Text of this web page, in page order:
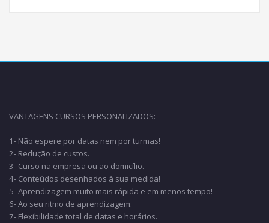
VANTAGENS CURSOS PERSONALIZADOS:
1- Não espere por datas nem por turmas!
2- Redução de custos.
3- Curso na empresa ou ao domicílio.
4- Conteúdos desenhados à sua medida!
5- Aprendizagem muito mais rápida e em menos tempo!
6- Ao seu ritmo de aprendizagem.
7- Flexibilidade total de datas e horários.